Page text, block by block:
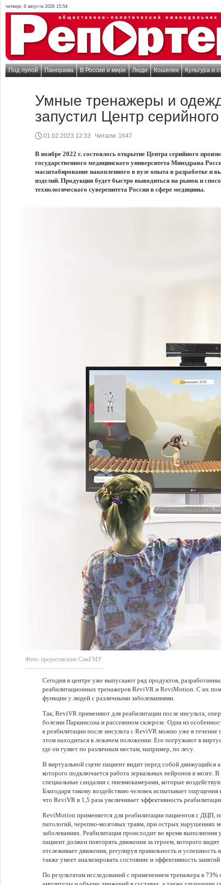
четверг, 6 августа 2026 15:54
Под лупой Панорама В России и мире Люди Кошелек Культура и
Умные тренажеры и
запустил Центр
01.02.2023 12:33 Читали: 1647
В ноябре 2022 г. состоялось открытие Центра серийного
государственного медицинского университета Минздрава
масштабирование накопленного в вузе опыта в разработке и
изделий. Продукция будет быстро выводиться на рынок и
технологического суверенитета России в сфере медицины.
Фото: предоставлено СамГМУ
Сегодня в центре уже выпускают ряд продуктов,
реабилитационных тренажеров ReviVR и ReviMotion. С их
функции у людей с различными заболеваниями.
Так, ReviVR применяют для реабилитации после инсульта,
болезни Паркинсона и рассеянном склерозе. Одна из
к реабилитации после инсульта с ReviVR можно уже в
этом находиться в лежачем положении. Его погружают в
где он гуляет по различным местам, например, по лесу.
В виртуальной сцене пациент видит перед собой
которого подключается работа зеркальных нейронов в мозге.
специальные сандалии с пневмокамерами, которые
Благодаря такому воздействию человек испытывает ощущения
что ReviVR в 1,5 раза увеличивает эффективность
ReviMotion применяется для реабилитации пациентов с ДЦП,
патологий, черепно-мозговых травм, при острых нарушениях
заболеваниях. Реабилитация происходит во время
пациент должен повторять движения за героем, которого
отслеживает движения, регулируя правильность и
также умеет анализировать состояние и эффективность
По результатам исследований с применением тренажера в 73%